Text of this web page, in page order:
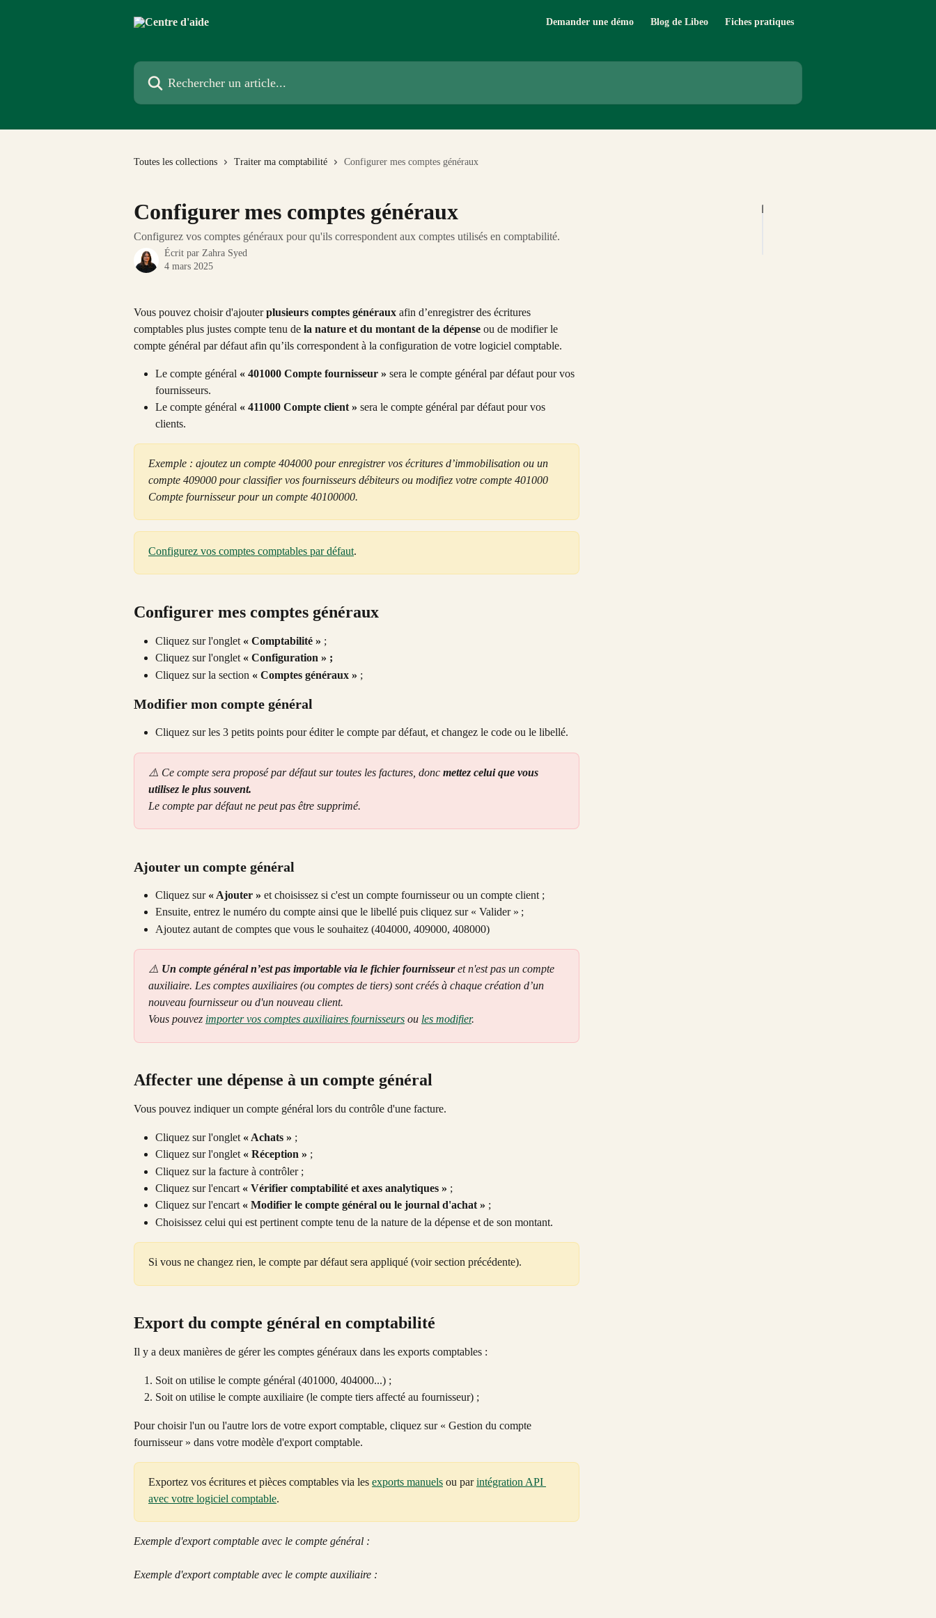
Demander une démo Blog de Libeo Fiches pratiques
Rechercher un article...
Toutes les collections Traiter ma comptabilité Configurer mes comptes généraux
Configurer mes comptes généraux
Configurez vos comptes généraux pour qu'ils correspondent aux comptes utilisés en comptabilité.
Écrit par Zahra Syed
4 mars 2025
Vous pouvez choisir d'ajouter plusieurs comptes généraux afin d’enregistrer des écritures
comptables plus justes compte tenu de la nature et du montant de la dépense ou de modifier le
compte général par défaut afin qu’ils correspondent à la configuration de votre logiciel comptable.
Le compte général « 401000 Compte fournisseur » sera le compte général par défaut pour vos
fournisseurs.
Le compte général « 411000 Compte client » sera le compte général par défaut pour vos
clients.
Exemple : ajoutez un compte 404000 pour enregistrer vos écritures d’immobilisation ou un
compte 409000 pour classifier vos fournisseurs débiteurs ou modifiez votre compte 401000
Compte fournisseur pour un compte 40100000.
Configurez vos comptes comptables par défaut.
Configurer mes comptes généraux
Cliquez sur l'onglet « Comptabilité » ;
Cliquez sur l'onglet « Configuration » ;
Cliquez sur la section « Comptes généraux » ;
Modifier mon compte général
Cliquez sur les 3 petits points pour éditer le compte par défaut, et changez le code ou le libellé.
⚠️ Ce compte sera proposé par défaut sur toutes les factures, donc mettez celui que vous
utilisez le plus souvent.
Le compte par défaut ne peut pas être supprimé.
Ajouter un compte général
Cliquez sur « Ajouter » et choisissez si c'est un compte fournisseur ou un compte client ;
Ensuite, entrez le numéro du compte ainsi que le libellé puis cliquez sur « Valider » ;
Ajoutez autant de comptes que vous le souhaitez (404000, 409000, 408000)
⚠️ Un compte général n’est pas importable via le fichier fournisseur et n'est pas un compte
auxiliaire. Les comptes auxiliaires (ou comptes de tiers) sont créés à chaque création d’un
nouveau fournisseur ou d'un nouveau client.
Vous pouvez importer vos comptes auxiliaires fournisseurs ou les modifier.
Affecter une dépense à un compte général
Vous pouvez indiquer un compte général lors du contrôle d'une facture.
Cliquez sur l'onglet « Achats » ;
Cliquez sur l'onglet « Réception » ;
Cliquez sur la facture à contrôler ;
Cliquez sur l'encart « Vérifier comptabilité et axes analytiques » ;
Cliquez sur l'encart « Modifier le compte général ou le journal d'achat » ;
Choisissez celui qui est pertinent compte tenu de la nature de la dépense et de son montant.
Si vous ne changez rien, le compte par défaut sera appliqué (voir section précédente).
Export du compte général en comptabilité
Il y a deux manières de gérer les comptes généraux dans les exports comptables :
Soit on utilise le compte général (401000, 404000...) ;
Soit on utilise le compte auxiliaire (le compte tiers affecté au fournisseur) ;
Pour choisir l'un ou l'autre lors de votre export comptable, cliquez sur « Gestion du compte
fournisseur » dans votre modèle d'export comptable.
Exportez vos écritures et pièces comptables via les exports manuels ou par intégration API
avec votre logiciel comptable.
Exemple d'export comptable avec le compte général :
Exemple d'export comptable avec le compte auxiliaire :